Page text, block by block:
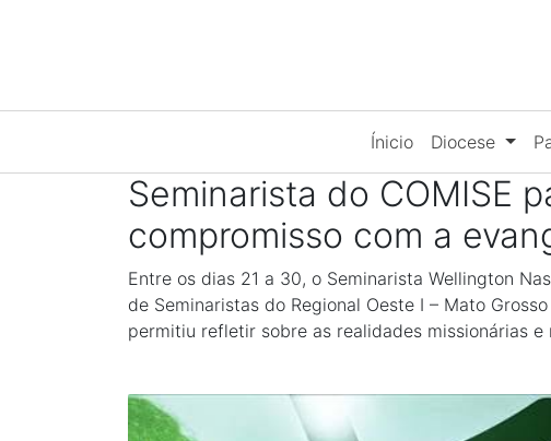
Ínicio Diocese
Seminarista do COMISE
compromisso com a
Entre os dias 21 a 30, o Seminarista Wellington
de Seminaristas do Regional Oeste I – Mato
permitiu refletir sobre as realidades missionárias